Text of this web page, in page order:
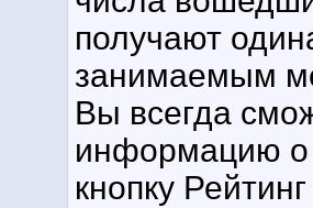
получают
занимаемым
Вы всегда
информацию о
кнопку